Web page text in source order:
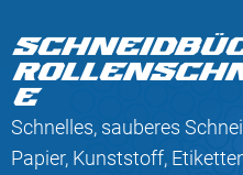
E
Schnelles, sauberes
Papier, Kunststoff,